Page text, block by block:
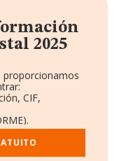
2025
CIF,